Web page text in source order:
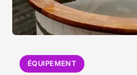
ÉQUIPEMENT